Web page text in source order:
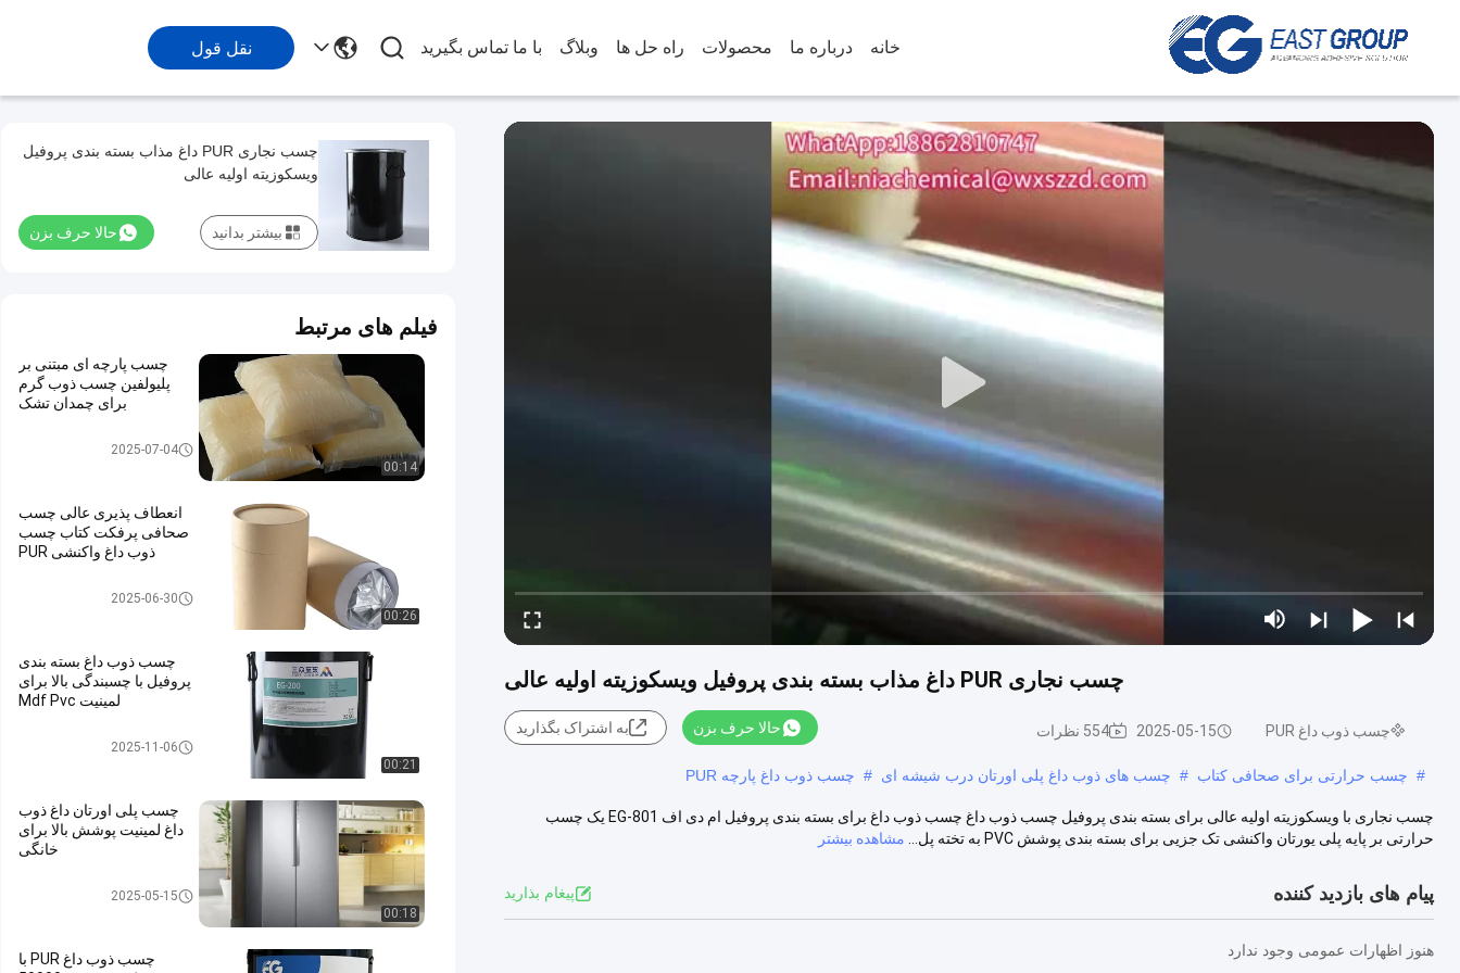
خانه درباره ما محصولات راه حل ها وبلاگ با ما تماس بگیرید نقل قول
چسب نجاری PUR داغ مذاب بسته بندی پروفیل ویسکوزیته اولیه عالی
چسب ذوب داغ PUR 2025-05-15 554 نظرات حالا حرف بزن به اشتراک بگذارید
# چسب حرارتی برای صحافی کتاب # چسب های ذوب داغ پلی اورتان درب شیشه ای # چسب ذوب داغ پارچه PUR
چسب نجاری با ویسکوزیته اولیه عالی برای بسته بندی پروفیل چسب ذوب داغ چسب ذوب داغ برای بسته بندی پروفیل ام دی اف EG-801 یک چسب
حرارتی بر پایه پلی یورتان واکنشی تک جزیی برای بسته بندی پوشش PVC به تخته پل...
مشاهده بیشتر
پیام های بازدید کننده پيغام بذاريد
هنوز اظهارات عمومی وجود ندارد
چسب نجاری PUR داغ مذاب بسته بندی پروفیل
ویسکوزیته اولیه عالی
حالا حرف بزن بیشتر بدانید
فیلم های مرتبط
00:14
چسب پارچه ای مبتنی بر
پلیولفین چسب ذوب گرم
برای چمدان تشک
چسب ذوب داغ PUR2025-07-04
00:26
انعطاف پذیری عالی چسب
صحافی پرفکت کتاب چسب
ذوب داغ واکنشی PUR
چسب ذوب داغ PUR2025-06-30
00:21
چسب ذوب داغ بسته بندی
پروفیل با چسبندگی بالا برای
لمینیت Mdf Pvc
چسب حرارتی نجاری2025-11-06
00:18
چسب پلی اورتان داغ ذوب
داغ لمینیت پوشش بالا برای
خانگی
چسب ذوب داغ PUR2025-05-15
چسب ذوب داغ PUR با